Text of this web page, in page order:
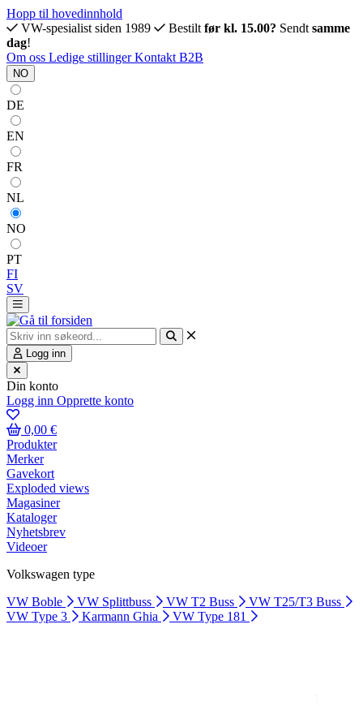
Hopp til hovedinnhold
VW-spesialist siden 1989
Bestilt før kl. 15.00? Sendt samme
dag!
Om oss Ledige stillingerKontakt B2B
NO
DE
EN
FR
NL
NO
PT
FI
SV
Logg inn
Din konto
Logg inn Opprette konto
0,00 €
Produkter
Merker
Gavekort
Exploded views
Magasiner
Kataloger
Nyhetsbrev
Videoer
Volkswagen type
VW Boble
VW Splittbuss VW T2 Buss
VW T25/T3 Buss
VW Type 3
Karmann Ghia VW Type 181